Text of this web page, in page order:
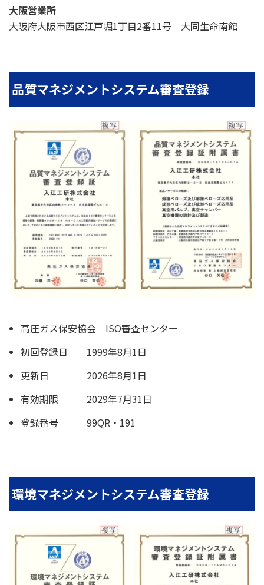
大阪営業所
大阪府大阪市西区江戸堀1丁目2番11号 大同生命南館
品質マネジメントシステム審査登録
高圧ガス保安協会 ISO審査センター
初回登録日 1999年8月1日
更新日 2026年8月1日
有効期限 2029年7月31日
登録番号 99QR・191
環境マネジメントシステム審査登録